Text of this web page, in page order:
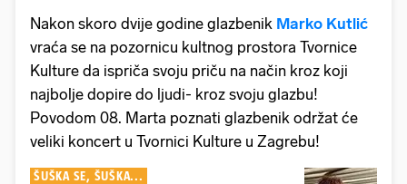
Nakon skoro dvije godine glazbenik Marko Kutlić
vraća se na pozornicu kultnog prostora Tvornice
Kulture da ispriča svoju priču na način kroz koji
najbolje dopire do ljudi- kroz svoju glazbu!
Povodom 08. Marta poznati glazbenik održat će
veliki koncert u Tvornici Kulture u Zagrebu!
ŠUŠKA SE, ŠUŠKA...